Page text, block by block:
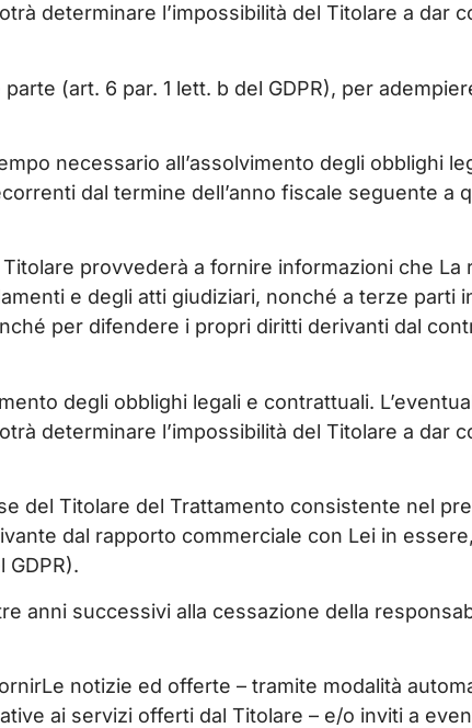
determinare l’impossibilità del Titolare a dar
(art. 6 par. 1 lett. b del GDPR), per
necessario all’assolvimento degli obblighi
dal termine dell’anno fiscale seguente a
provvederà a fornire informazioni che La
e degli atti giudiziari, nonché a terze parti
per difendere i propri diritti derivanti dal
degli obblighi legali e contrattuali.
determinare l’impossibilità del Titolare a dar
del Titolare del Trattamento consistente nel
dal rapporto commerciale con Lei in
anni successivi alla cessazione della
notizie ed offerte – tramite modalità
ai servizi offerti dal Titolare – e/o inviti a